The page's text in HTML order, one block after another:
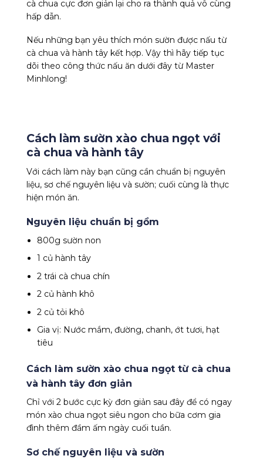
cà chua cực đơn giản lại cho ra thành quả vô cùng
hấp dẫn.
Nếu những bạn yêu thích món sườn được nấu từ
cà chua và hành tây kết hợp. Vậy thì hãy tiếp tục
dõi theo công thức nấu ăn dưới đây từ Master
Minhlong!
Cách làm sườn xào chua ngọt với
cà chua và hành tây
Với cách làm này bạn cũng cần chuẩn bị nguyên
liệu, sơ chế nguyên liệu và sườn; cuối cùng là thực
hiện món ăn.
Nguyên liệu chuẩn bị gồm
800g sườn non
1 củ hành tây
2 trái cà chua chín
2 củ hành khô
2 củ tỏi khô
Gia vị: Nước mắm, đường, chanh, ớt tươi, hạt
tiêu
Cách làm sườn xào chua ngọt từ cà chua
và hành tây đơn giản
Chỉ với 2 bước cực kỳ đơn giản sau đây để có ngay
món xào chua ngọt siêu ngon cho bữa cơm gia
đình thêm đầm ấm ngày cuối tuần.
Sơ chế nguyên liệu và sườn